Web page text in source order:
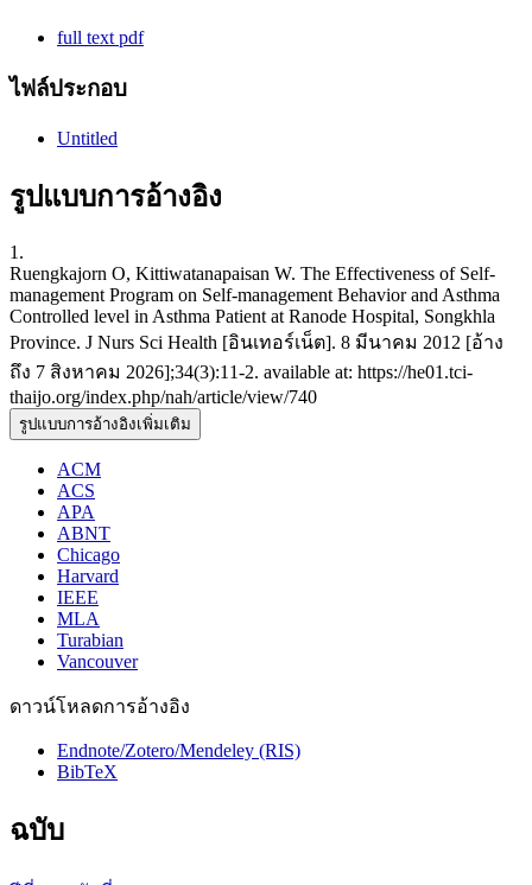
full text pdf
ไฟล์ประกอบ
Untitled
รูปแบบการอ้างอิง
1.
Ruengkajorn O, Kittiwatanapaisan W. The Effectiveness of Self-
management Program on Self-management Behavior and Asthma
Controlled level in Asthma Patient at Ranode Hospital, Songkhla
Province. J Nurs Sci Health [อินเทอร์เน็ต]. 8 มีนาคม 2012 [อ้าง
ถึง 7 สิงหาคม 2026];34(3):11-2. available at: https://he01.tci-
thaijo.org/index.php/nah/article/view/740
รูปแบบการอ้างอิงเพิ่มเติม
ACM
ACS
APA
ABNT
Chicago
Harvard
IEEE
MLA
Turabian
Vancouver
ดาวน์โหลดการอ้างอิง
Endnote/Zotero/Mendeley (RIS)
BibTeX
ฉบับ